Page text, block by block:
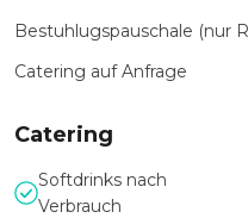
Bestuhlugspauschale (nur
Catering auf Anfrage
Catering
Softdrinks nach
Verbrauch